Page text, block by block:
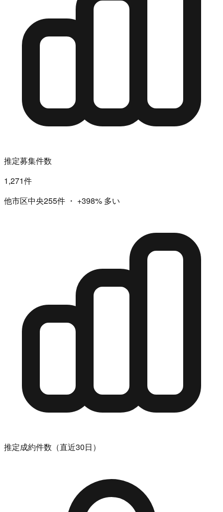
推定募集件数
1,271件
他市区中央255件 ・ +398% 多い
推定成約件数（直近30日）